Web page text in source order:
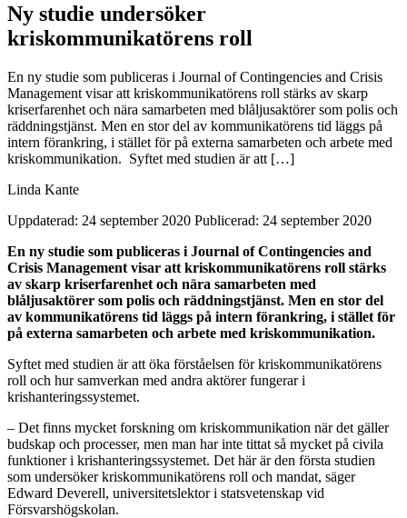
Ny studie undersöker
kriskommunikatörens roll
En ny studie som publiceras i Journal of Contingencies and Crisis
Management visar att kriskommunikatörens roll stärks av skarp
kriserfarenhet och nära samarbeten med blåljusaktörer som polis och
räddningstjänst. Men en stor del av kommunikatörens tid läggs på
intern förankring, i stället för på externa samarbeten och arbete med
kriskommunikation. Syftet med studien är att […]
Linda Kante
Uppdaterad: 24 september 2020 Publicerad: 24 september 2020
En ny studie som publiceras i Journal of Contingencies and
Crisis Management visar att kriskommunikatörens roll stärks
av skarp kriserfarenhet och nära samarbeten med
blåljusaktörer som polis och räddningstjänst. Men en stor del
av kommunikatörens tid läggs på intern förankring, i stället för
på externa samarbeten och arbete med kriskommunikation.
Syftet med studien är att öka förståelsen för kriskommunikatörens
roll och hur samverkan med andra aktörer fungerar i
krishanteringssystemet.
– Det finns mycket forskning om kriskommunikation när det gäller
budskap och processer, men man har inte tittat så mycket på civila
funktioner i krishanteringssystemet. Det här är den första studien
som undersöker kriskommunikatörens roll och mandat, säger
Edward Deverell, universitetslektor i statsvetenskap vid
Försvarshögskolan.